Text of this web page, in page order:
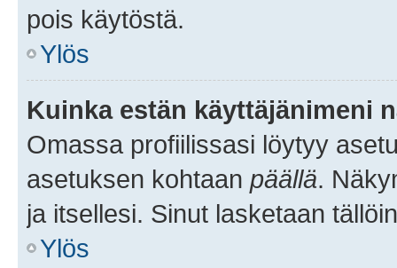
pois käytöstä.
Ylös
Kuinka estän käyttäjänimeni
Omassa profiilissasi löytyy
asetuksen kohtaan päällä.
ja itsellesi. Sinut lasketaan
Ylös